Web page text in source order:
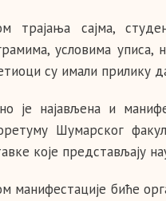
трајања сајма,
условима уписа,
су имали прилику
је најављена и
Шумарског
које представљају
манифестације биће